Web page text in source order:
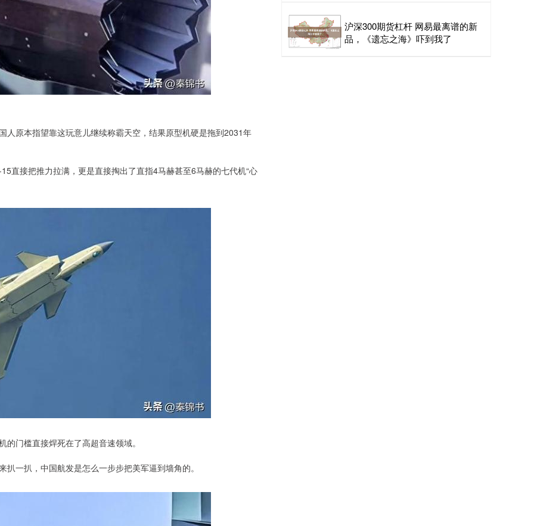
原本指望靠这玩意儿继续称霸天空，结果原型机硬是拖到2031年
直接把推力拉满，更是直接掏出了直指4马赫甚至6马赫的七代机“心
门槛直接焊死在了高超音速领域。
一扒，中国航发是怎么一步步把美军逼到墙角的。
沪深300期货杠杆 网易最离谱的新
品，《遗忘之海》吓到我了